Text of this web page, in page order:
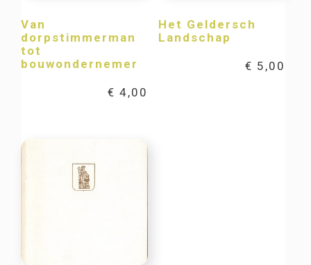
Van
dorpstimmerman
tot
bouwondernemer
€ 4,00
Het Geldersch
Landschap
€ 5,00